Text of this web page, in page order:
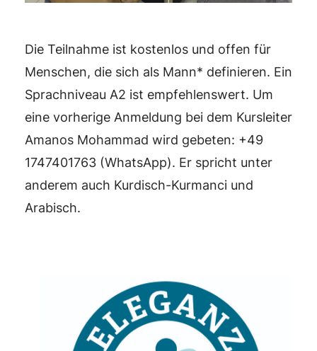
Die Teilnahme ist kostenlos und offen für
Menschen, die sich als Mann* definieren. Ein
Sprachniveau A2 ist empfehlenswert. Um
eine vorherige Anmeldung bei dem Kursleiter
Amanos Mohammad wird gebeten: +49
1747401763 (WhatsApp). Er spricht unter
anderem auch Kurdisch-Kurmanci und
Arabisch.